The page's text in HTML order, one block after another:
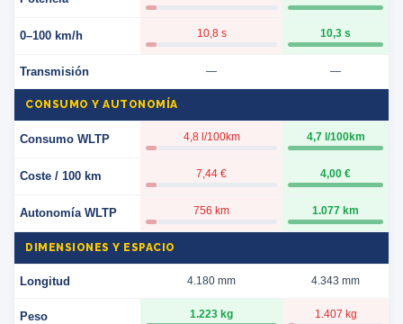
0–100 km/h 10,8 s 10,3 s
Transmisión — —
CONSUMO Y AUTONOMÍA
Consumo WLTP 4,8 l/100km 4,7 l/100km
Coste / 100 km 7,44 € 4,00 €
Autonomía WLTP 756 km 1.077 km
DIMENSIONES Y ESPACIO
Longitud 4.180 mm 4.343 mm
Peso 1.223 kg 1.407 kg